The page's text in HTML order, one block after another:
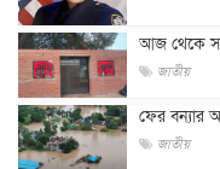
আজ থেকে
জাতীয়
ফের বন্যার
জাতীয়